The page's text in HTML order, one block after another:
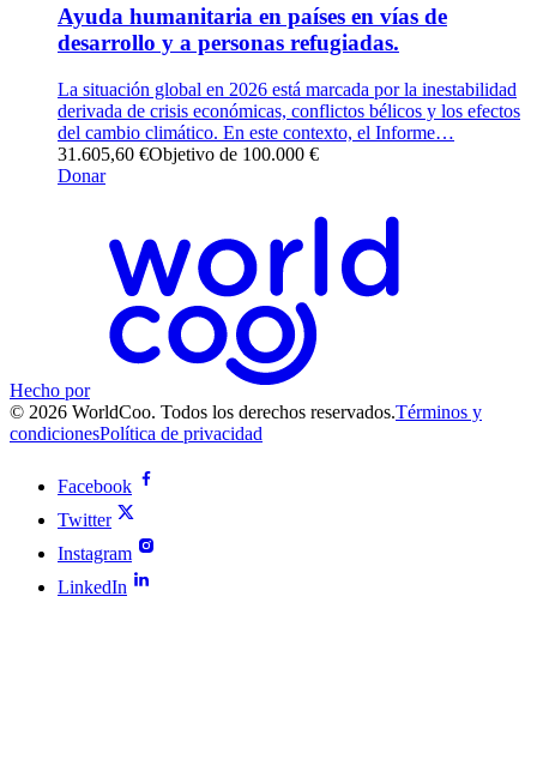
Ayuda humanitaria en países en vías de
desarrollo y a personas refugiadas.
La situación global en 2026 está marcada por la inestabilidad
derivada de crisis económicas, conflictos bélicos y los efectos
del cambio climático. En este contexto, el Informe…
31.605,60 €Objetivo de 100.000 €
Donar
Hecho por
© 2026 WorldCoo. Todos los derechos reservados.Términos y
condicionesPolítica de privacidad
Facebook
Twitter
Instagram
LinkedIn